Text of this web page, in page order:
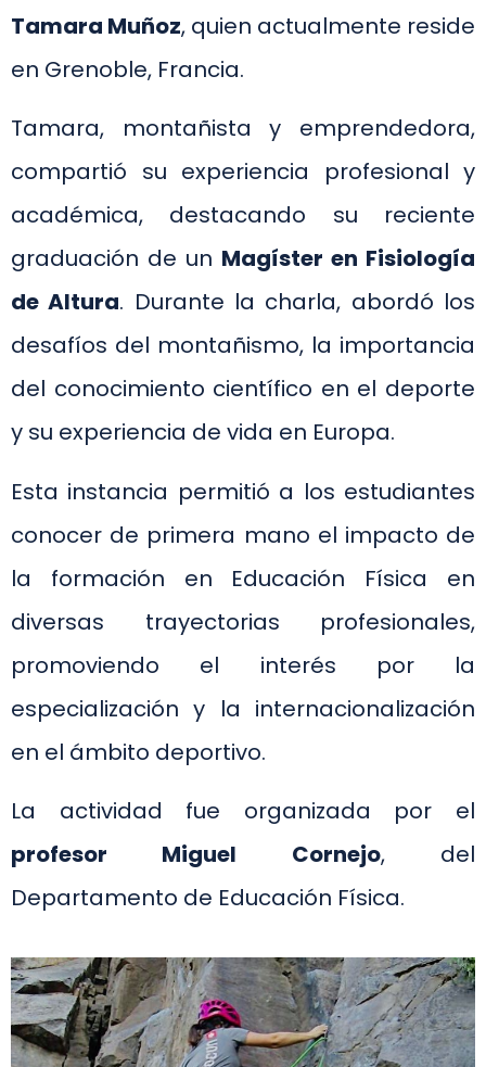
Tamara Muñoz, quien actualmente reside
en Grenoble, Francia.
Tamara, montañista y emprendedora,
compartió su experiencia profesional y
académica, destacando su reciente
graduación de un Magíster en Fisiología
de Altura. Durante la charla, abordó los
desafíos del montañismo, la importancia
del conocimiento científico en el deporte
y su experiencia de vida en Europa.
Esta instancia permitió a los estudiantes
conocer de primera mano el impacto de
la formación en Educación Física en
diversas trayectorias profesionales,
promoviendo el interés por la
especialización y la internacionalización
en el ámbito deportivo.
La actividad fue organizada por el
profesor Miguel Cornejo, del
Departamento de Educación Física.